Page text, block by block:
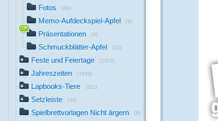
Fotos (69)
Memo-Aufdeckspiel-Apfel (6)
Präsentationen (4)
Schmuckblätter-Apfel (10)
Feste und Feiertage (1429)
Jahreszeiten (1849)
Lapbooks-Tiere (911)
Setzleiste (34)
Spielbrettvorlagen Nicht ärgern (8)